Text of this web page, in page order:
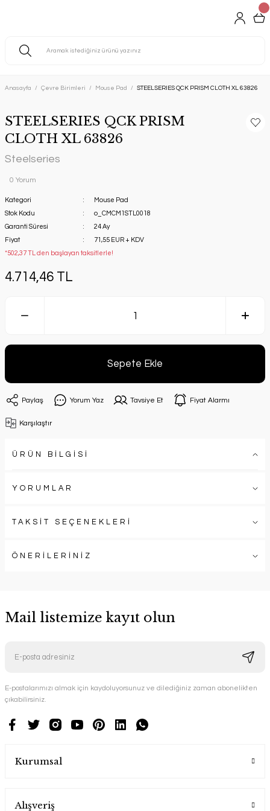
Anasayfa Çevre Birimleri Mouse Pad STEELSERIES QCK PRISM CLOTH XL 63826
STEELSERIES QCK PRISM
CLOTH XL 63826
Steelseries
0 Yorum
Kategori
Mouse Pad
Stok Kodu
o_CMCM1STL0018
Garanti Süresi
24 Ay
Fiyat
71,55 EUR + KDV
*502,37 TL den başlayan taksitlerle!
4.714,46 TL
Sepete Ekle
Paylaş Yorum Yaz Tavsiye Et Fiyat Alarmı
Karşılaştır
ÜRÜN BİLGİSİ
YORUMLAR
TAKSİT SEÇENEKLERİ
ÖNERİLERİNİZ
Mail listemize kayıt olun
E-postalarımızı almak için kaydoluyorsunuz ve dilediğiniz zaman abonelikten
çıkabilirsiniz.
Kurumsal
Alışveriş